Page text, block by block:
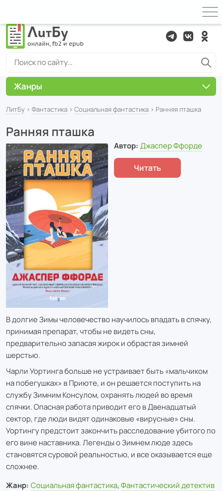
ЛитБу › Фантастика › Социальная фантастика › Ранняя пташка
Ранняя пташка
Автор: Джаспер Ффорде
Читать
В долгие Зимы человечество научилось впадать в спячку,
принимая препарат, чтобы не видеть сны,
предварительно запасая жирок и обрастая зимней
шерстью.
Чарли Уортинга больше не устраивает быть «мальчиком
на побегушках» в Приюте, и он решается поступить на
службу Зимним Консулом, охранять людей во время
спячки. Опасная работа приводит его в Двенадцатый
сектор, где люди видят одинаковые «вирусные» сны.
Уортингу предстоит закончить расследование убитого по
его вине наставника. Легенды о Зимнем люде здесь
становятся суровой реальностью, и все оказывается еще
сложнее.
Жанр: Социальная фантастика,Фантастический детектив
Жанры